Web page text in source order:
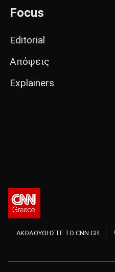
Focus
Editorial
Απόψεις
Explainers
ΑΚΟΛΟΥΘΗΣΤΕ ΤΟ CNN.GR